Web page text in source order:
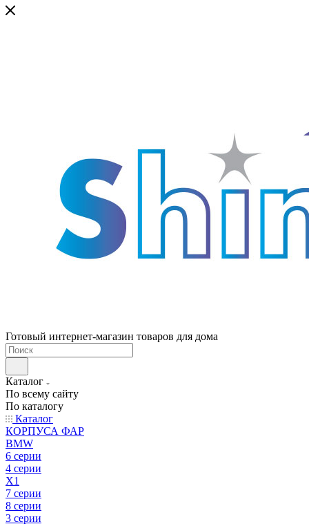
Готовый интернет-магазин товаров для дома
Каталог
По всему сайту
По каталогу
Каталог
КОРПУСА ФАР
BMW
6 серии
4 серии
X1
7 серии
8 серии
3 серии